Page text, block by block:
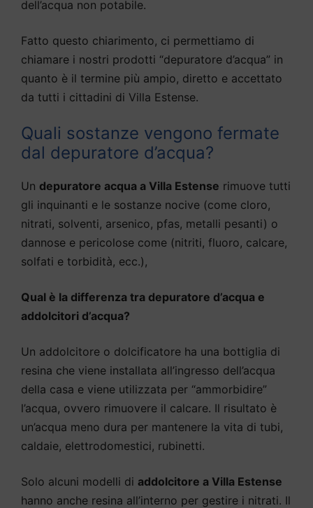
dell’acqua non potabile.
Fatto questo chiarimento, ci permettiamo di
chiamare i nostri prodotti “depuratore d’acqua” in
quanto è il termine più ampio, diretto e accettato
da tutti i cittadini di Villa Estense.
Quali sostanze vengono fermate
dal depuratore d’acqua?
Un depuratore acqua a Villa Estense rimuove tutti
gli inquinanti e le sostanze nocive (come cloro,
nitrati, solventi, arsenico, pfas, metalli pesanti) o
dannose e pericolose come (nitriti, fluoro, calcare,
solfati e torbidità, ecc.),
Qual è la differenza tra depuratore d’acqua e
addolcitori d’acqua?
Un addolcitore o dolcificatore ha una bottiglia di
resina che viene installata all’ingresso dell’acqua
della casa e viene utilizzata per “ammorbidire”
l’acqua, ovvero rimuovere il calcare. Il risultato è
un’acqua meno dura per mantenere la vita di tubi,
caldaie, elettrodomestici, rubinetti.
Solo alcuni modelli di addolcitore a Villa Estense
hanno anche resina all’interno per gestire i nitrati. Il